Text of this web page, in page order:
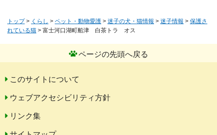
トップ> くらし > ペット・動物愛護 > 迷子の犬・猫情報 > 迷子情報 > 保護さ
れている猫 > 富士河口湖町船津 白茶トラ オス
ページの先頭へ戻る
このサイトについて
ウェブアクセシビリティ方針
リンク集